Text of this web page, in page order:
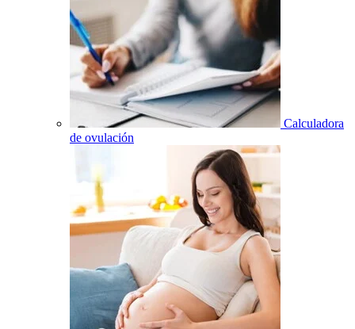
Calculadora
de ovulación